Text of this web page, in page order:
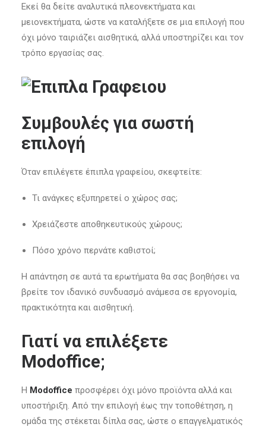
Εκεί θα δείτε αναλυτικά πλεονεκτήματα και
μειονεκτήματα, ώστε να καταλήξετε σε μια επιλογή που
όχι μόνο ταιριάζει αισθητικά, αλλά υποστηρίζει και τον
τρόπο εργασίας σας.
Συμβουλές για σωστή
επιλογή
Όταν επιλέγετε έπιπλα γραφείου, σκεφτείτε:
Τι ανάγκες εξυπηρετεί ο χώρος σας;
Χρειάζεστε αποθηκευτικούς χώρους;
Πόσο χρόνο περνάτε καθιστοί;
Η απάντηση σε αυτά τα ερωτήματα θα σας βοηθήσει να
βρείτε τον ιδανικό συνδυασμό ανάμεσα σε εργονομία,
πρακτικότητα και αισθητική.
Γιατί να επιλέξετε
Modoffice;
Η Modoffice προσφέρει όχι μόνο προϊόντα αλλά και
υποστήριξη. Από την επιλογή έως την τοποθέτηση, η
ομάδα της στέκεται δίπλα σας, ώστε ο επαγγελματικός